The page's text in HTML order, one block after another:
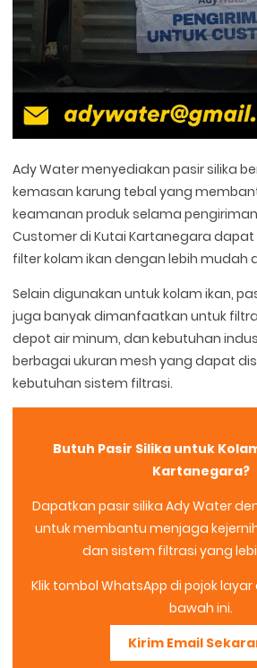
Ady Water menyediakan pasir silika
kemasan karung tebal yang
keamanan produk selama
Customer di Kutai Kartanegara
filter kolam ikan dengan lebih mudah
Selain digunakan untuk kolam ikan,
juga banyak dimanfaatkan untuk
depot air minum, dan kebutuhan
berbagai ukuran mesh yang dapat
kebutuhan sistem filtrasi.
Butuh Pasir Silika untuk
Kartanegara?
Dapatkan pasir silika Ady Water
untuk membantu menjaga
dan sistem filtrasi yang
Klik tombol WhatsApp di pojok
bawah ini.
Kirim Email